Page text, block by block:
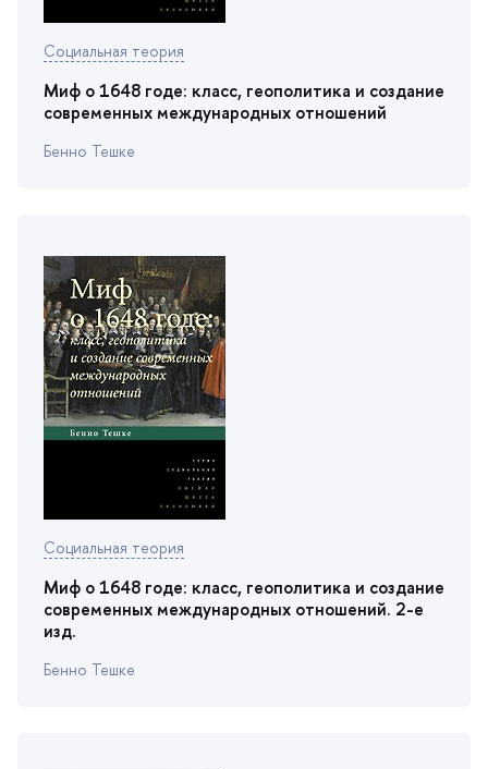
Социальная теория
Миф о 1648 годе: класс, геополитика и создание
современных международных отношений
Бенно Тешке
Социальная теория
Миф о 1648 годе: класс, геополитика и создание
современных международных отношений. 2-е
изд.
Бенно Тешке